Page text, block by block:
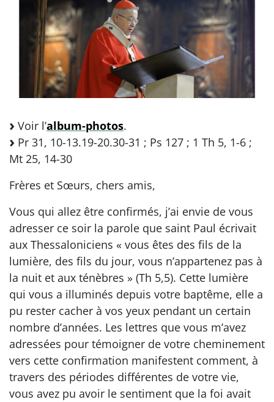
Voir l’album-photos.
Pr 31, 10-13.19-20.30-31 ; Ps 127 ; 1 Th 5, 1-6 ;
Mt 25, 14-30
Frères et Sœurs, chers amis,
Vous qui allez être confirmés, j’ai envie de vous
adresser ce soir la parole que saint Paul écrivait
aux Thessaloniciens « vous êtes des fils de la
lumière, des fils du jour, vous n’appartenez pas à
la nuit et aux ténèbres » (Th 5,5). Cette lumière
qui vous a illuminés depuis votre baptême, elle a
pu rester cacher à vos yeux pendant un certain
nombre d’années. Les lettres que vous m’avez
adressées pour témoigner de votre cheminement
vers cette confirmation manifestent comment, à
travers des périodes différentes de votre vie,
vous avez pu avoir le sentiment que la foi avait